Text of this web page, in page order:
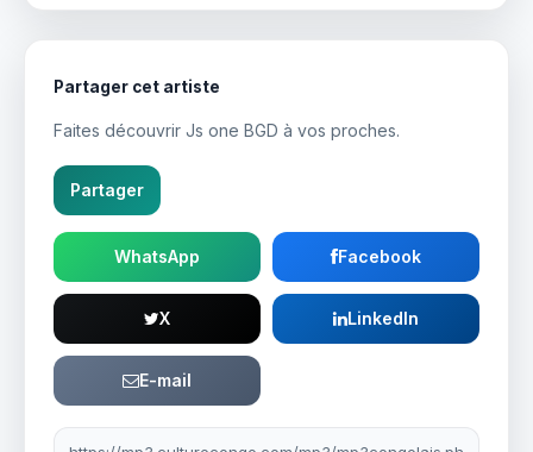
Partager cet artiste
Faites découvrir Js one BGD à vos proches.
Partager
WhatsApp Facebook
X LinkedIn
E-mail
Lien à partager